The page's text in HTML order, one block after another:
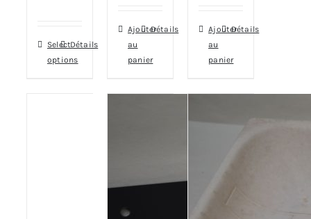
Select
options
Détails
Ajouter
au
panier
Détails
Ajouter
au
panier
Détails